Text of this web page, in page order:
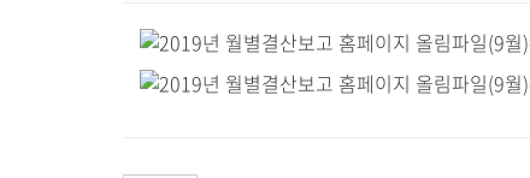
곤지암,광주
분당,도촌동